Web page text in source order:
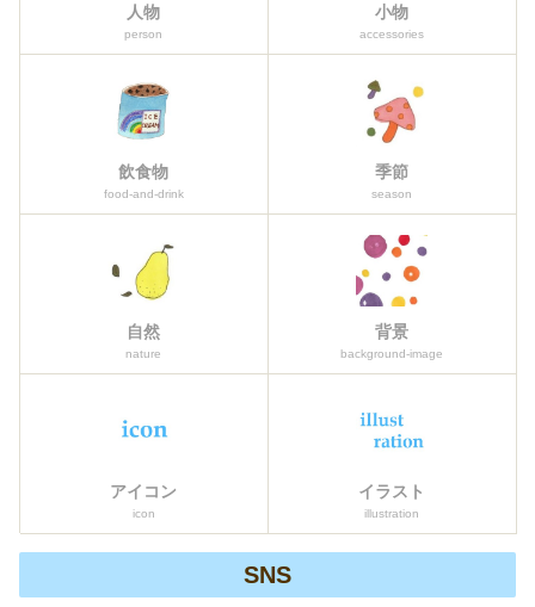
人物
person
小物
accessories
飲食物
food-and-drink
季節
season
自然
nature
背景
background-image
アイコン
icon
イラスト
illustration
SNS